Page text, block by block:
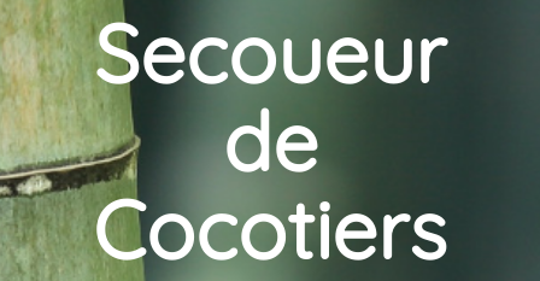
Secoueur
de
Cocotiers